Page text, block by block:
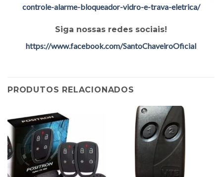
controle-alarme-bloqueador-vidro-e-trava-eletrica/
Siga nossas redes sociais!
https://www.facebook.com/SantoChaveiroOficial
PRODUTOS RELACIONADOS